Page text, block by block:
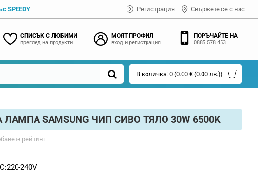
SPEEDY Регистрация Свържете се с нас
СПИСЪК С ЛЮБИМИ
преглед на продукти
МОЯТ ПРОФИЛ
вход и регистрация
ПОРЪЧАЙТЕ НА
0885 578 453
В количка: 0 (0.00 € (0.00 лв.))
SAMSUNG ЧИП СИВО ТЯЛО 30W 6500K
240V
рейтинг